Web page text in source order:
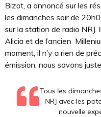
Bizot, a annoncé sur les
les dimanches soir de
sur la station de radio NRJ.
Alicia et de l’ancien
moment, il n’y a rien de
émission, nous savons
Tous les
NRJ avec les
nouvelle